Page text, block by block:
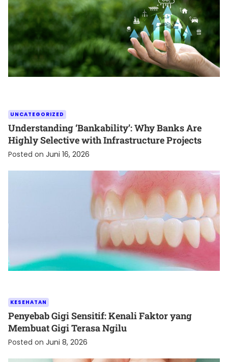
UNCATEGORIZED
Understanding ‘Bankability’: Why Banks Are
Highly Selective with Infrastructure Projects
Posted on Juni 16, 2026
KESEHATAN
Penyebab Gigi Sensitif: Kenali Faktor yang
Membuat Gigi Terasa Ngilu
Posted on Juni 8, 2026